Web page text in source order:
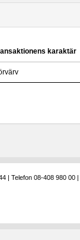
karaktär
| Telefon 08-408 980 00 |